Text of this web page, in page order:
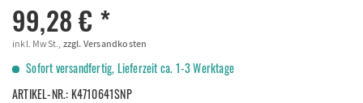
99,28 € *
inkl. MwSt., zzgl. Versandkosten
Sofort versandfertig, Lieferzeit ca. 1-3 Werktage
ARTIKEL-NR.:K4710641SNP